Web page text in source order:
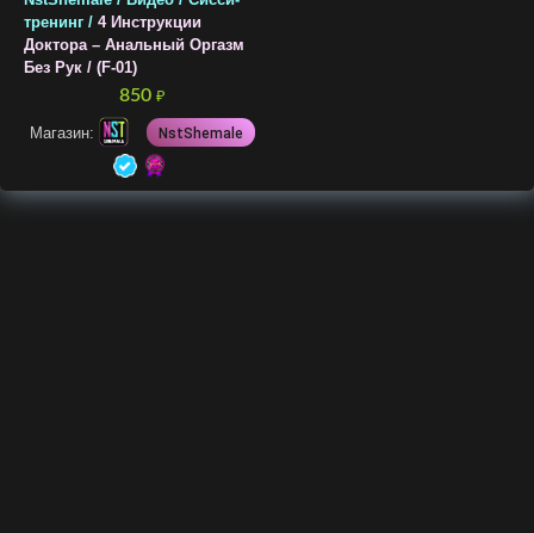
тренинг / 4 Инструкции
Доктора – Анальный Оргазм
Без Рук / (F-01)
850 ₽
Магазин: NstShemale